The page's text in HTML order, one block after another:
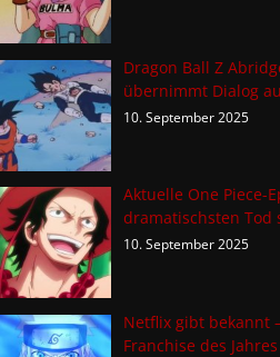
Dragon Ball Z
übernimmt Dialog
10. September 2025
Aktuelle One Piece-
dramatischsten Tod
10. September 2025
Netflix gibt bekannt
Franchise des